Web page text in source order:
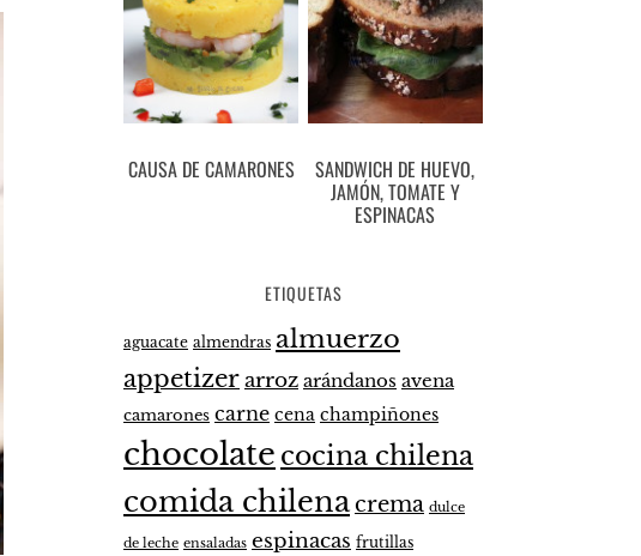
CAUSA DE CAMARONES SANDWICH DE HUEVO,
JAMÓN, TOMATE Y
ESPINACAS
ETIQUETAS
aguacate almendras almuerzo
appetizerarroz arándanos avena
camarones carne cena champiñones
chocolate cocina chilena
comida chilenacrema dulce
de leche ensaladas espinacas frutillas